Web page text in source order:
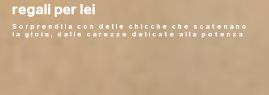
regali per lei
Sorprendila con delle chicche che scatenano
la gioia, dalle carezze delicate alla potenza